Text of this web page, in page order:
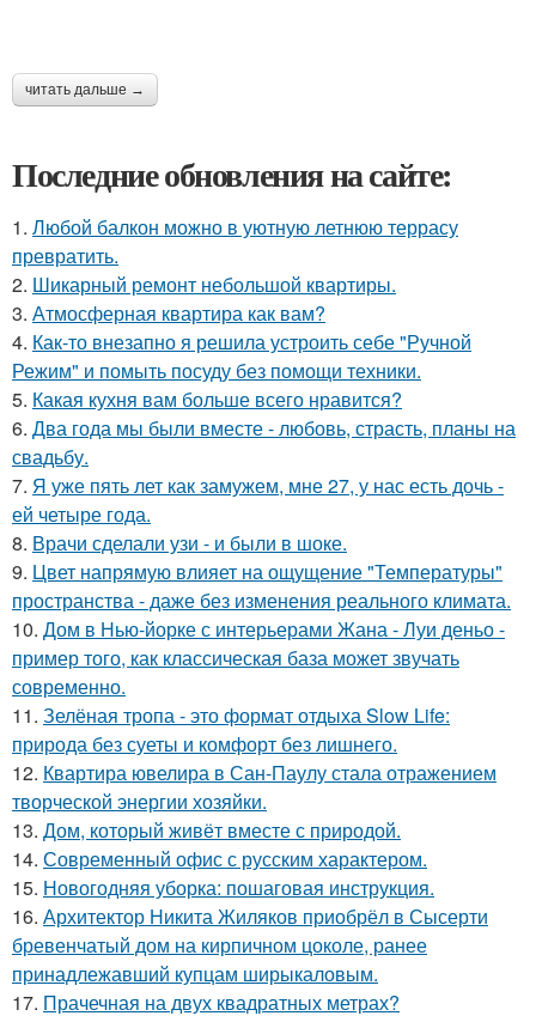
читать дальше →
Последние обновления на сайте:
1. Любой балкон можно в уютную летнюю террасу
превратить.
2. Шикарный ремонт небольшой квартиры.
3. Атмосферная квартира как вам?
4. Как-то внезапно я решила устроить себе "Ручной
Режим" и помыть посуду без помощи техники.
5. Какая кухня вам больше всего нравится?
6. Два года мы были вместе - любовь, страсть, планы на
свадьбу.
7. Я уже пять лет как замужем, мне 27, у нас есть дочь -
ей четыре года.
8. Врачи сделали узи - и были в шоке.
9. Цвет напрямую влияет на ощущение "Температуры"
пространства - даже без изменения реального климата.
10. Дом в Нью-йорке с интерьерами Жана - Луи деньо -
пример того, как классическая база может звучать
современно.
11. Зелёная тропа - это формат отдыха Slow Life:
природа без суеты и комфорт без лишнего.
12. Квартира ювелира в Сан-Паулу стала отражением
творческой энергии хозяйки.
13. Дом, который живёт вместе с природой.
14. Современный офис с русским характером.
15. Новогодняя уборка: пошаговая инструкция.
16. Архитектор Никита Жиляков приобрёл в Сысерти
бревенчатый дом на кирпичном цоколе, ранее
принадлежавший купцам ширыкаловым.
17. Прачечная на двух квадратных метрах?